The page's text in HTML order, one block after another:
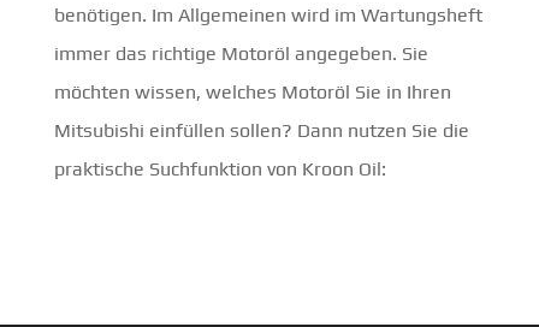
benötigen. Im Allgemeinen wird im Wartungsheft
immer das richtige Motoröl angegeben. Sie
möchten wissen, welches Motoröl Sie in Ihren
Mitsubishi einfüllen sollen? Dann nutzen Sie die
praktische Suchfunktion von Kroon Oil: